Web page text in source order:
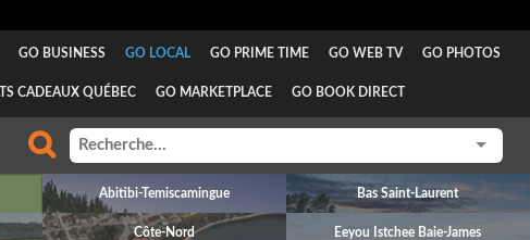
GO BUSINESS GO LOCAL GO PRIME TIME GO WEB TV GO PHOTOS
CADEAUX QUÉBEC GO MARKETPLACE GO BOOK DIRECT
Abitibi-Temiscamingue Bas Saint-Laurent
Côte-Nord Eeyou Istchee Baie-James